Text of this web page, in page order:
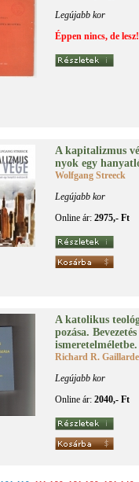
Legújabb kor
Éppen nincs, de lesz!
A ka­pi­ta­liz­mus
nyok egy
Wolfgang Streeck
Legújabb kor
Online ár: 2975,- Ft
A ka­to­li­kus
po­zá­sa.
is­me­ret­el­mé­let­be.
Richard R.
Legújabb kor
Online ár: 2040,- Ft